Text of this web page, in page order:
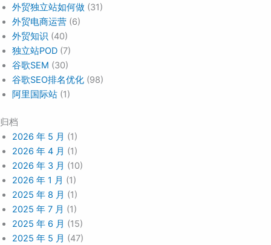
外贸独立站如何做 (31)
外贸电商运营 (6)
外贸知识 (40)
独立站POD (7)
谷歌SEM (30)
谷歌SEO排名优化 (98)
阿里国际站 (1)
归档
2026 年 5 月 (1)
2026 年 4 月 (1)
2026 年 3 月 (10)
2026 年 1 月 (1)
2025 年 8 月 (1)
2025 年 7 月 (1)
2025 年 6 月 (15)
2025 年 5 月 (47)